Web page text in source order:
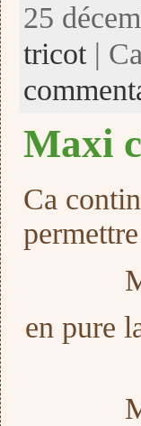
25
tricot|
Maxi
Ca
en pure